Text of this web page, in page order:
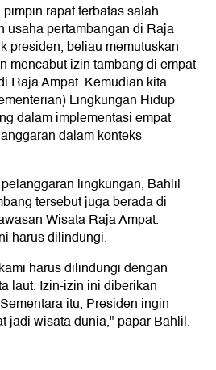
rapat terbatas salah
usaha pertambangan di Raja
presiden, beliau memutuskan
mencabut izin tambang di empat
Raja Ampat. Kemudian kita
Lingkungan Hidup
dalam implementasi empat
dalam konteks
lingkungan, Bahlil
tersebut juga berada di
Wisata Raja Ampat.
harus dilindungi.
harus dilindungi dengan
laut. Izin-izin ini diberikan
itu, Presiden ingin
jadi wisata dunia," papar Bahlil.